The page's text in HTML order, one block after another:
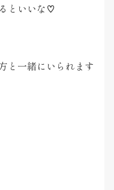
といいな♡
と一緒にいられます